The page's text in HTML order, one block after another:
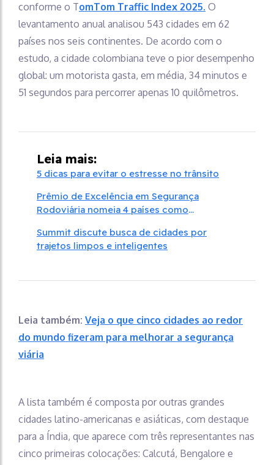
conforme o TomTom Traffic Index 2025. O
levantamento anual analisou 543 cidades em 62
países nos seis continentes. De acordo com o
estudo, a cidade colombiana teve o pior desempenho
global: um motorista gasta, em média, 34 minutos e
51 segundos para percorrer apenas 10 quilômetros.
Leia mais:
5 dicas para evitar o estresse no trânsito
Prêmio de Excelência em Segurança
Rodoviária nomeia 4 países como
Summit discute busca de cidades por
trajetos limpos e inteligentes
Leia também: Veja o que cinco cidades ao redor
do mundo fizeram para melhorar a segurança
viária
A lista também é composta por outras grandes
cidades latino-americanas e asiáticas, com destaque
para a Índia, que aparece com três representantes nas
cinco primeiras colocações: Calcutá, Bengalore e